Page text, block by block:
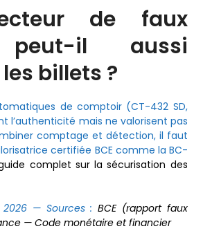
de faux
il aussi
billets ?
de comptoir (CT-432 SD,
l’authenticité mais ne valorisent pas
comptage et détection, il faut
certifiée BCE comme la BC-
complet sur la sécurisation des
2026 — Sources :BCE (rapport faux
— Code monétaire et financier